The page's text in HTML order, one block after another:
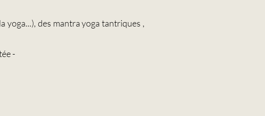
yoga...), des mantra yoga tantriques ,
-